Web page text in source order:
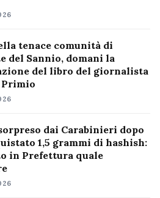
tenace comunità di
del Sannio, domani la
del libro del giornalista
dai Carabinieri dopo
1,5 grammi di hashish:
in Prefettura quale